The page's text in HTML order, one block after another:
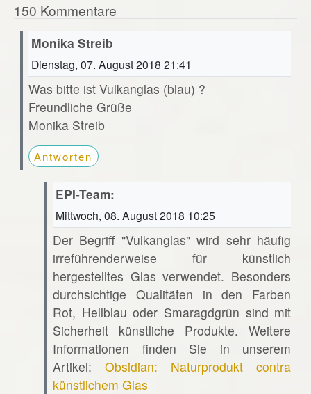
150 Kommentare
Monika Streib
Dienstag, 07. August 2018 21:41
Was bitte ist Vulkanglas (blau) ?
Freundliche Grüße
Monika Streib
Antworten
EPI-Team:
Mittwoch, 08. August 2018 10:25
Der Begriff "Vulkanglas" wird sehr häufig
irreführenderweise für künstlich
hergestelltes Glas verwendet. Besonders
durchsichtige Qualitäten in den Farben
Rot, Hellblau oder Smaragdgrün sind mit
Sicherheit künstliche Produkte. Weitere
Informationen finden Sie in unserem
Artikel:Obsidian: Naturprodukt contra
künstlichem Glas